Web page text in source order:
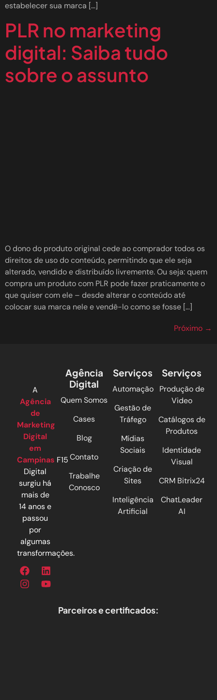
estabelecer sua marca […]
PLR no marketing
digital: Saiba tudo
sobre o assunto
O dono do produto original cede ao comprador todos os
direitos de uso do conteúdo, permitindo que ele seja
alterado, vendido e distribuído livremente. Ou seja: quem
compra um produto com PLR pode fazer praticamente o
que quiser com ele – desde alterar o conteúdo até
colocar sua marca nele e vendê-lo como se fosse […]
Próximo →
A
Agência
de
Marketing
Digital
em
Campinas F15
Digital
surgiu há
mais de
14 anos e
passou
por
algumas
transformações.
Agência
Digital
Quem Somos
Cases
Blog
Contato
Trabalhe
Conosco
Serviços
Automação
Gestão de
Tráfego
Mídias
Sociais
Criação de
Sites
Inteligência
Artificial
Serviços
Produção de
Video
Catálogos de
Produtos
Identidade
Visual
CRM Bitrix24
ChatLeader
AI
Parceiros e certificados: